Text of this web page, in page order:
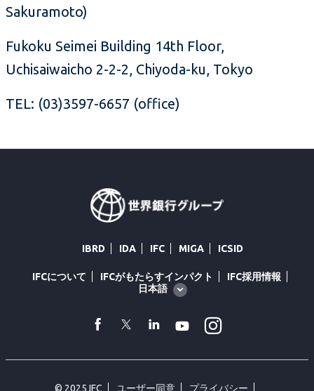
Sakuramoto)
Fukoku Seimei Building 14th Floor,
Uchisaiwaicho 2-2-2, Chiyoda-ku, Tokyo
TEL: (03)3597-6657 (office)
IBRD IDA IFC MIGA ICSID
IFCについて IFCがもたらすインパクト
IFC採用情報
Global
language
日本語
facebook
TwitterLinkedin
Youtube
© 2025 IFC ユーザー同意 プライバシー